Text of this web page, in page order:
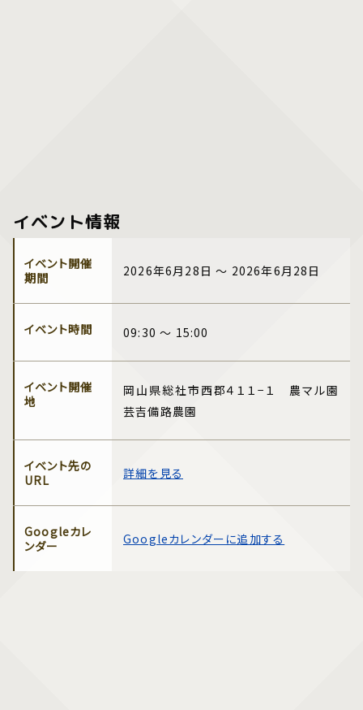
イベント情報
イベント開催
期間
2026年6月28日 ～ 2026年6月28日
イベント時間 09:30 ～ 15:00
イベント開催
地
岡山県総社市西郡４１１−１ 農マル園
芸吉備路農園
イベント先の
URL
詳細を見る
Googleカレ
ンダー
Googleカレンダーに追加する